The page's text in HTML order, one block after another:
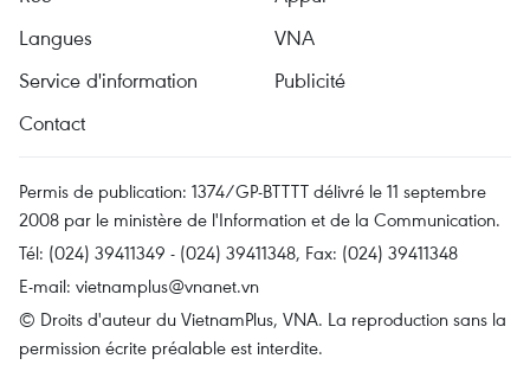
Langues
VNA
Service d'information
Publicité
Contact
Permis de publication: 1374/GP-BTTTT délivré le 11 septembre
2008 par le ministère de l'Information et de la Communication.
Tél: (024) 39411349 - (024) 39411348, Fax: (024) 39411348
E-mail: vietnamplus@vnanet.vn
© Droits d'auteur du VietnamPlus, VNA. La reproduction sans la
permission écrite préalable est interdite.